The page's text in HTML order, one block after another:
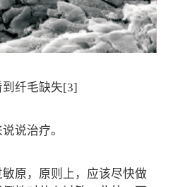
纤毛缺失[3]
说治疗。
原，原则上，应该尽快做